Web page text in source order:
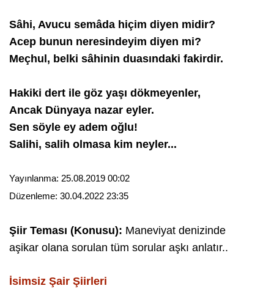
Sâhi, Avucu semâda hiçim diyen midir?
Acep bunun neresindeyim diyen mi?
Meçhul, belki sâhinin duasındaki fakirdir.
Hakiki dert ile göz yaşı dökmeyenler,
Ancak Dünyaya nazar eyler.
Sen söyle ey adem oğlu!
Salihi, salih olmasa kim neyler...
Yayınlanma: 25.08.2019 00:02
Düzenleme: 30.04.2022 23:35
Şiir Teması (Konusu): Maneviyat denizinde
aşikar olana sorulan tüm sorular aşkı anlatır..
İsimsiz Şair Şiirleri